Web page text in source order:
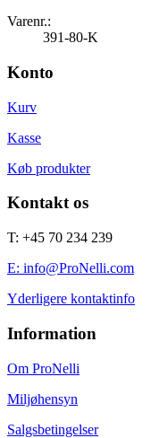
Varenr.:
391-80-K
Konto
Kurv
Kasse
Køb produkter
Kontakt os
T: +45 70 234 239
E: info@ProNelli.com
Yderligere kontaktinfo
Information
Om ProNelli
Miljøhensyn
Salgsbetingelser